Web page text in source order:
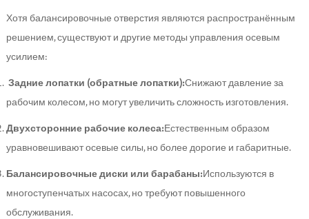
Хотя балансировочные отверстия являются распространённым
решением, существуют и другие методы управления осевым
усилием:
Задние лопатки (обратные лопатки):Снижают давление за
рабочим колесом, но могут увеличить сложность изготовления.
Двухсторонние рабочие колеса:Естественным образом
уравновешивают осевые силы, но более дорогие и габаритные.
Балансировочные диски или барабаны:Используются в
многоступенчатых насосах, но требуют повышенного
обслуживания.